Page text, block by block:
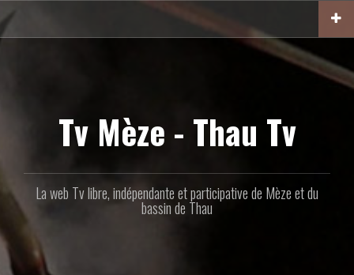
au
contenu
Tv Mèze - Thau Tv
La web Tv libre, indépendante et participative de Mèze et du
bassin de Thau